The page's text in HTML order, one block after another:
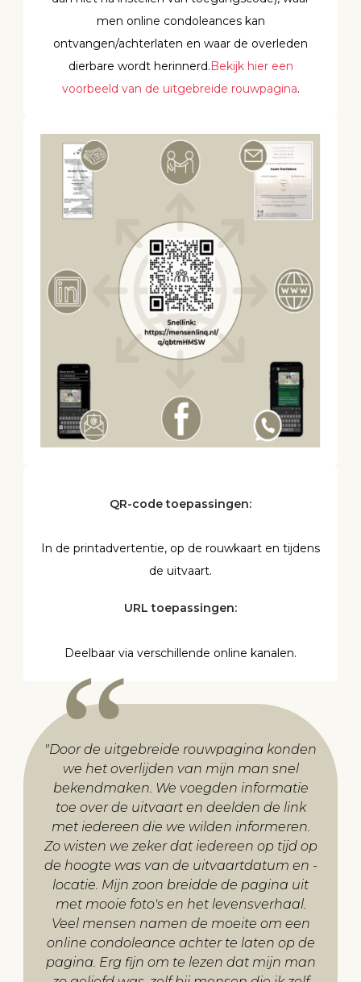
men online condoleances kan
ontvangen/achterlaten en waar de overleden
dierbare wordt herinnerd.Bekijk hier een
voorbeeld van de uitgebreide rouwpagina.
QR-code toepassingen:
In de printadvertentie, op de rouwkaart en tijdens
de uitvaart.
URL toepassingen:
Deelbaar via verschillende online kanalen.
"Door de uitgebreide rouwpagina konden
we het overlijden van mijn man snel
bekendmaken. We voegden informatie
toe over de uitvaart en deelden de link
met iedereen die we wilden informeren.
Zo wisten we zeker dat iedereen op tijd op
de hoogte was van de uitvaartdatum en -
locatie. Mijn zoon breidde de pagina uit
met mooie foto's en het levensverhaal.
Veel mensen namen de moeite om een
online condoleance achter te laten op de
pagina. Erg fijn om te lezen dat mijn man